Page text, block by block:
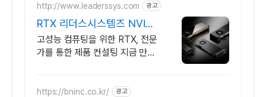
http://www.leaderssys.com 광고
RTX 리더스시스템즈 NVIDI
A 공식 파트너
고성능 컴퓨팅을 위한 RTX, 전문
가를 통한 제품 컨설팅 지금 만나
https://bninc.co.kr/ 광고